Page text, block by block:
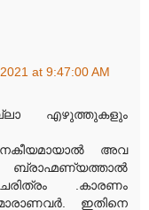
at 9:47:00 AM
എഴുത്തുകളും
അവ
ചരിത്രം .കാരണം
ഇതിനെ